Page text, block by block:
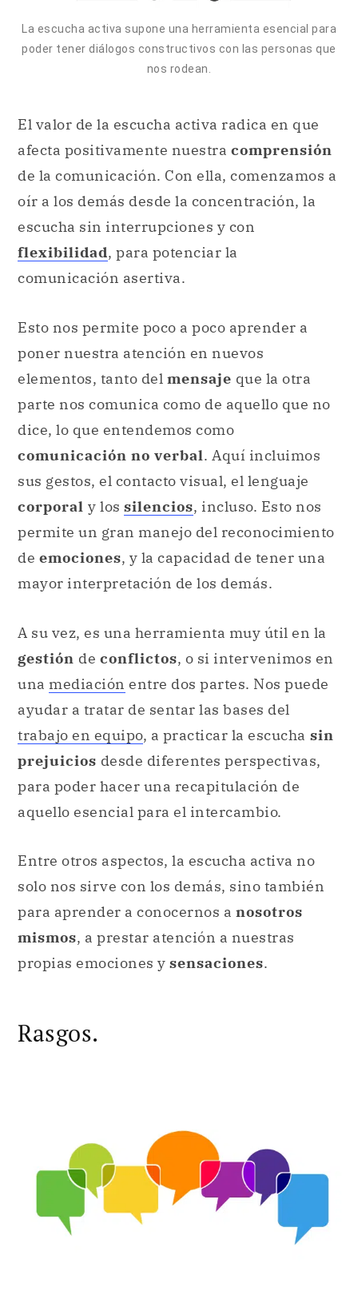
La escucha activa supone una herramienta esencial para
poder tener diálogos constructivos con las personas que
nos rodean.
El valor de la escucha activa radica en que
afecta positivamente nuestra comprensión
de la comunicación. Con ella, comenzamos a
oír a los demás desde la concentración, la
escucha sin interrupciones y con
flexibilidad, para potenciar la
comunicación asertiva.
Esto nos permite poco a poco aprender a
poner nuestra atención en nuevos
elementos, tanto del mensaje que la otra
parte nos comunica como de aquello que no
dice, lo que entendemos como
comunicación no verbal. Aquí incluimos
sus gestos, el contacto visual, el lenguaje
corporal y los silencios, incluso. Esto nos
permite un gran manejo del reconocimiento
de emociones, y la capacidad de tener una
mayor interpretación de los demás.
A su vez, es una herramienta muy útil en la
gestión de conflictos, o si intervenimos en
una mediación entre dos partes. Nos puede
ayudar a tratar de sentar las bases del
trabajo en equipo, a practicar la escucha sin
prejuicios desde diferentes perspectivas,
para poder hacer una recapitulación de
aquello esencial para el intercambio.
Entre otros aspectos, la escucha activa no
solo nos sirve con los demás, sino también
para aprender a conocernos a nosotros
mismos, a prestar atención a nuestras
propias emociones y sensaciones.
Rasgos.